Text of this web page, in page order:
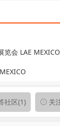
览会 LAE MEXICO
社区(1) 关